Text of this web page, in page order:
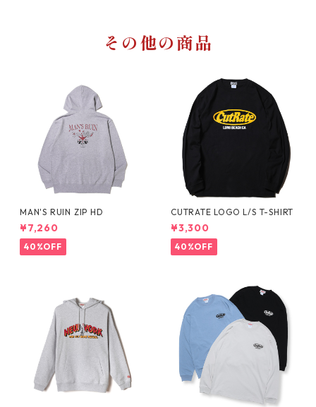
その他の商品
MAN'S RUIN ZIP HD
¥7,260
40%OFF
CUTRATE LOGO L/S T-SHIRT
¥3,300
40%OFF